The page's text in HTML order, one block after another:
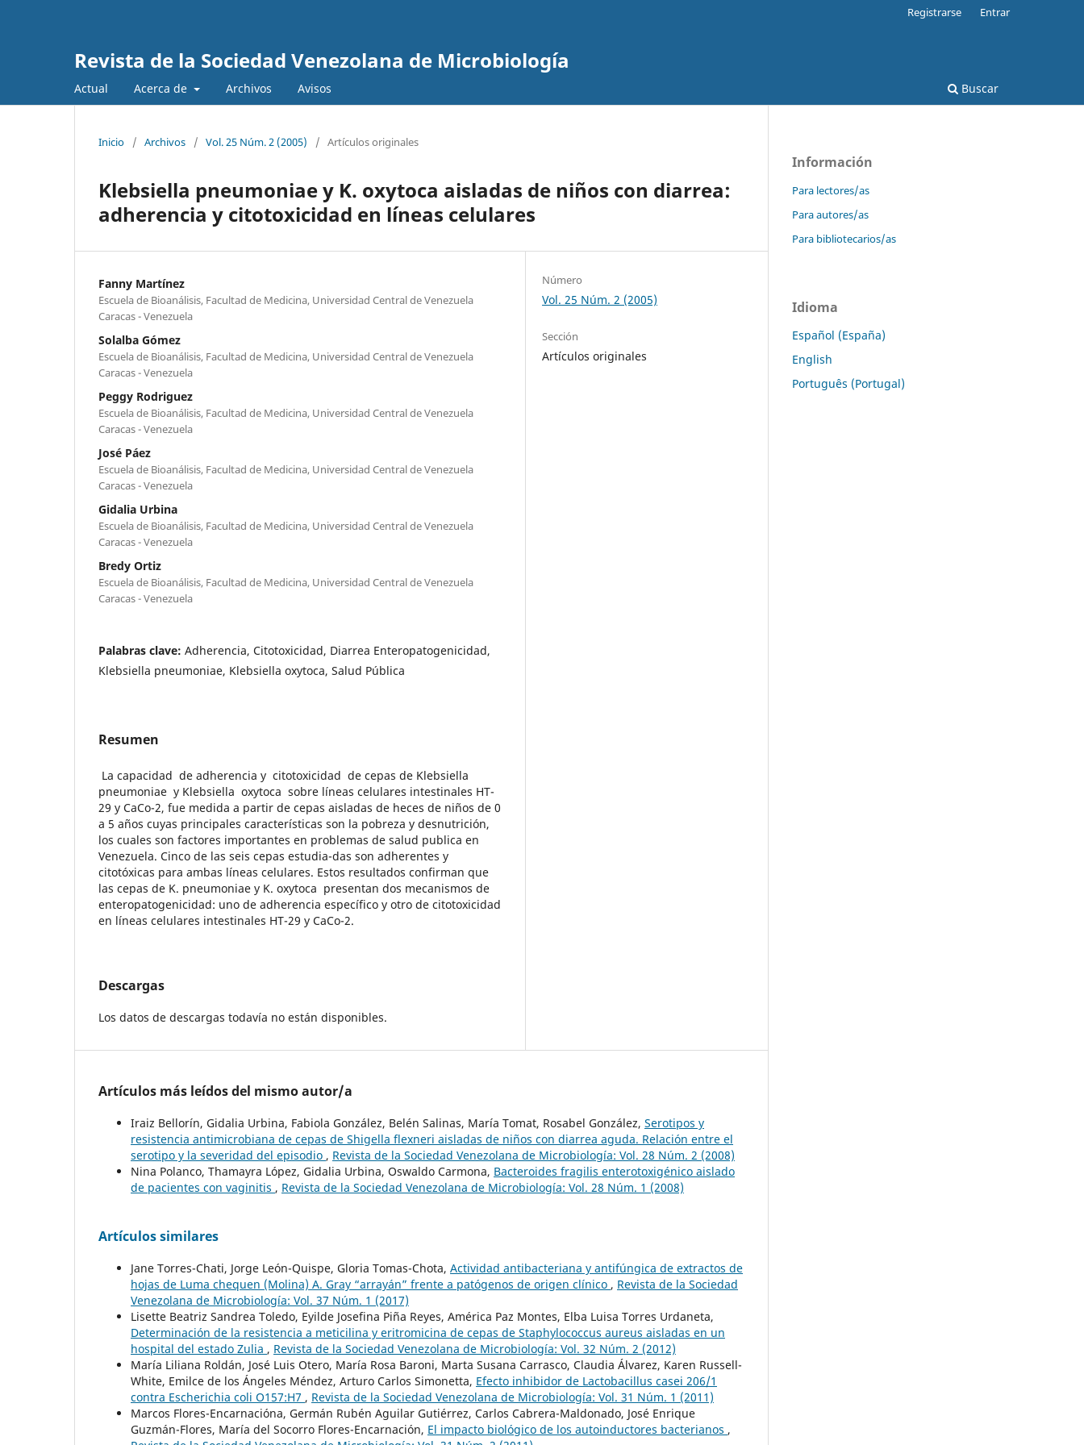
Revista de la Sociedad Venezolana de Microbiología
Actual Acerca de Archivos Avisos Buscar
Registrarse Entrar
Inicio / Archivos / Vol. 25 Núm. 2 (2005) / Artículos originales
Klebsiella pneumoniae y K. oxytoca aisladas de niños con diarrea:
adherencia y citotoxicidad en líneas celulares
Fanny Martínez
Escuela de Bioanálisis, Facultad de Medicina, Universidad Central de Venezuela
Caracas - Venezuela
Solalba Gómez
Escuela de Bioanálisis, Facultad de Medicina, Universidad Central de Venezuela
Caracas - Venezuela
Peggy Rodriguez
Escuela de Bioanálisis, Facultad de Medicina, Universidad Central de Venezuela
Caracas - Venezuela
José Páez
Escuela de Bioanálisis, Facultad de Medicina, Universidad Central de Venezuela
Caracas - Venezuela
Gidalia Urbina
Escuela de Bioanálisis, Facultad de Medicina, Universidad Central de Venezuela
Caracas - Venezuela
Bredy Ortiz
Escuela de Bioanálisis, Facultad de Medicina, Universidad Central de Venezuela
Caracas - Venezuela
Palabras clave: Adherencia, Citotoxicidad, Diarrea Enteropatogenicidad,
Klebsiella pneumoniae, Klebsiella oxytoca, Salud Pública
Resumen
La capacidad de adherencia y citotoxicidad de cepas de Klebsiella
pneumoniae y Klebsiella oxytoca sobre líneas celulares intestinales HT-
29 y CaCo-2, fue medida a partir de cepas aisladas de heces de niños de 0
a 5 años cuyas principales características son la pobreza y desnutrición,
los cuales son factores importantes en problemas de salud publica en
Venezuela. Cinco de las seis cepas estudia-das son adherentes y
citotóxicas para ambas líneas celulares. Estos resultados confirman que
las cepas de K. pneumoniae y K. oxytoca presentan dos mecanismos de
enteropatogenicidad: uno de adherencia específico y otro de citotoxicidad
en líneas celulares intestinales HT-29 y CaCo-2.
Descargas
Los datos de descargas todavía no están disponibles.
Número
Vol. 25 Núm. 2 (2005)
Sección
Artículos originales
Artículos más leídos del mismo autor/a
Iraiz Bellorín, Gidalia Urbina, Fabiola González, Belén Salinas, María Tomat, Rosabel González, Serotipos y
resistencia antimicrobiana de cepas de Shigella flexneri aisladas de niños con diarrea aguda. Relación entre el
serotipo y la severidad del episodio , Revista de la Sociedad Venezolana de Microbiología: Vol. 28 Núm. 2 (2008)
Nina Polanco, Thamayra López, Gidalia Urbina, Oswaldo Carmona, Bacteroides fragilis enterotoxigénico aislado
de pacientes con vaginitis , Revista de la Sociedad Venezolana de Microbiología: Vol. 28 Núm. 1 (2008)
Artículos similares
Jane Torres-Chati, Jorge León-Quispe, Gloria Tomas-Chota, Actividad antibacteriana y antifúngica de extractos de
hojas de Luma chequen (Molina) A. Gray “arrayán” frente a patógenos de origen clínico , Revista de la Sociedad
Venezolana de Microbiología: Vol. 37 Núm. 1 (2017)
Lisette Beatriz Sandrea Toledo, Eyilde Josefina Piña Reyes, América Paz Montes, Elba Luisa Torres Urdaneta,
Determinación de la resistencia a meticilina y eritromicina de cepas de Staphylococcus aureus aisladas en un
hospital del estado Zulia , Revista de la Sociedad Venezolana de Microbiología: Vol. 32 Núm. 2 (2012)
María Liliana Roldán, José Luis Otero, María Rosa Baroni, Marta Susana Carrasco, Claudia Álvarez, Karen Russell-
White, Emilce de los Ángeles Méndez, Arturo Carlos Simonetta, Efecto inhibidor de Lactobacillus casei 206/1
contra Escherichia coli O157:H7 , Revista de la Sociedad Venezolana de Microbiología: Vol. 31 Núm. 1 (2011)
Marcos Flores-Encarnacióna, Germán Rubén Aguilar Gutiérrez, Carlos Cabrera-Maldonado, José Enrique
Guzmán-Flores, María del Socorro Flores-Encarnación, El impacto biológico de los autoinductores bacterianos ,
Información
Para lectores/as
Para autores/as
Para bibliotecarios/as
Idioma
Español (España)
English
Português (Portugal)